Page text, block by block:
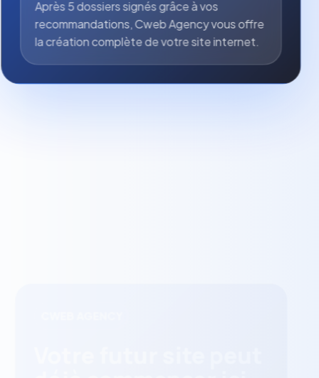
Après 5 dossiers signés grâce à vos
recommandations, Cweb Agency vous offre
la création complète de votre site internet.